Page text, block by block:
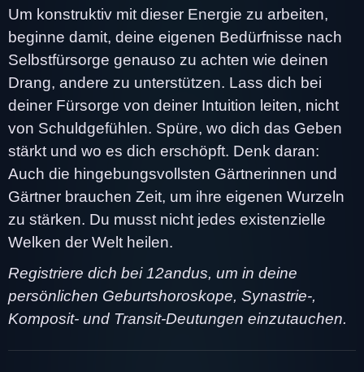
Um konstruktiv mit dieser Energie zu arbeiten,
beginne damit, deine eigenen Bedürfnisse nach
Selbstfürsorge genauso zu achten wie deinen
Drang, andere zu unterstützen. Lass dich bei
deiner Fürsorge von deiner Intuition leiten, nicht
von Schuldgefühlen. Spüre, wo dich das Geben
stärkt und wo es dich erschöpft. Denk daran:
Auch die hingebungsvollsten Gärtnerinnen und
Gärtner brauchen Zeit, um ihre eigenen Wurzeln
zu stärken. Du musst nicht jedes existenzielle
Welken der Welt heilen.
Registriere dich bei 12andus, um in deine
persönlichen Geburtshoroskope, Synastrie-,
Komposit- und Transit-Deutungen einzutauchen.